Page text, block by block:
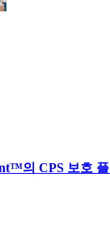
의 CPS 보호